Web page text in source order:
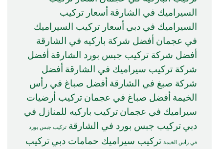
السيراميك في الشارقة أسعار تركيب
السيراميك في دبي أسعار تركيب السيراميك
في عجمان أفضل شركة باركيه في الشارقة
أفضل شركة تركيب جبس بورد الشارقة أفضل
شركة تركيب سيراميك في الشارقة أفضل
شركة صبغ في الشارقة أفضل صباغ في رأس
الخيمة أفضل صباغ في عجمانتركيب أرضيات
سيراميك في عجمانتركيب باركيه للمنازل في
دبيتركيب جبس بورد في الشارقة تركيب جبس بورد
في رأس الخيمة تركيب سيراميك حمامات دبيتركيب